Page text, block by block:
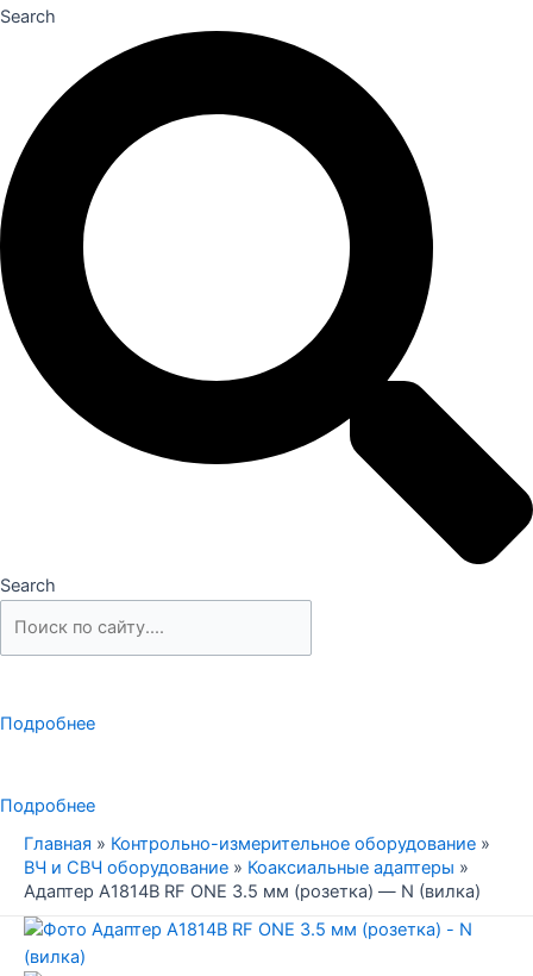
Search
Search
Подробнее
Подробнее
Главная » Контрольно-измерительное оборудование »
ВЧ и СВЧ оборудование » Коаксиальные адаптеры »
Адаптер A1814B RF ONE 3.5 мм (розетка) — N (вилка)